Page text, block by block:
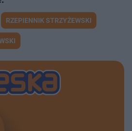
RZEPIENNIK STRZYŻEWSKI